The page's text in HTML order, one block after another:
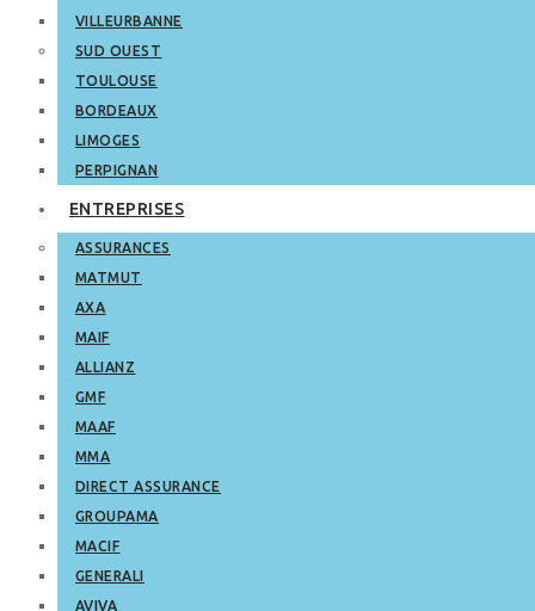
VILLEURBANNE
SUD OUEST
TOULOUSE
BORDEAUX
LIMOGES
PERPIGNAN
ENTREPRISES
ASSURANCES
MATMUT
AXA
MAIF
ALLIANZ
GMF
MAAF
MMA
DIRECT ASSURANCE
GROUPAMA
MACIF
GENERALI
AVIVA